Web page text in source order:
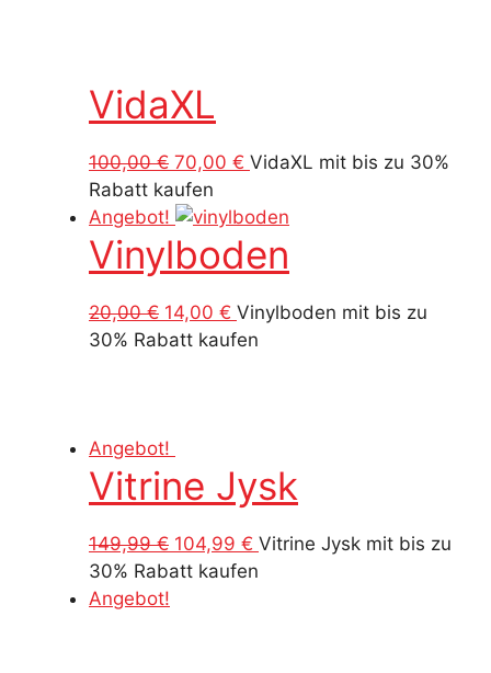
VidaXL
100,00€ Ursprünglicher
Preis
war:
100,00 €
70,00 € Aktueller
ist:
70,00 €.
VidaXL mit bis zu 30%
Rabatt kaufen
Angebot!
Vinylboden
20,00€ Ursprünglicher
Preis
14,00 € Aktueller
Preis
Vinylboden mit bis zu
30% Rabatt kaufen
Angebot!
Vitrine Jysk
149,99€ Ursprünglicher
Preis
104,99 € Aktueller
Preis
Vitrine Jysk mit bis zu
30% Rabatt kaufen
Angebot!